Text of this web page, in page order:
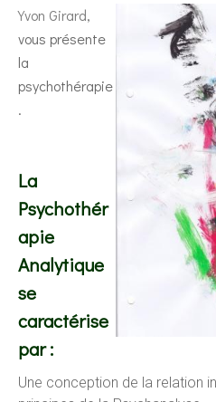
Yvon Girard,
vous présente
la
psychothérapie
.
La
Psychothér
apie
Analytique
se
caractérise
par :
Une conception de la relation